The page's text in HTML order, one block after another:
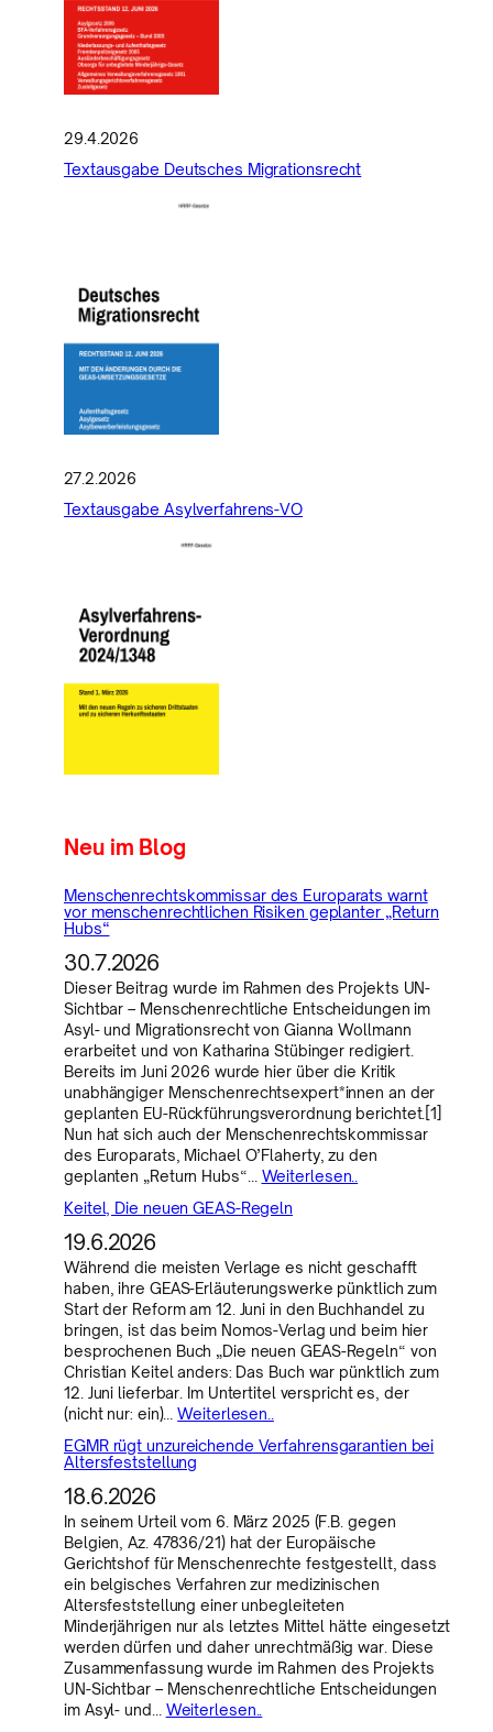
29.4.2026
Textausgabe Deutsches Migrationsrecht
27.2.2026
Textausgabe Asylverfahrens-VO
Neu im Blog
Menschenrechtskommissar des Europarats warnt
vor menschenrechtlichen Risiken geplanter „Return
Hubs“
30.7.2026
Dieser Beitrag wurde im Rahmen des Projekts UN-
Sichtbar – Menschenrechtliche Entscheidungen im
Asyl- und Migrationsrecht von Gianna Wollmann
erarbeitet und von Katharina Stübinger redigiert.
Bereits im Juni 2026 wurde hier über die Kritik
unabhängiger Menschenrechtsexpert*innen an der
geplanten EU-Rückführungsverordnung berichtet.[1]
Nun hat sich auch der Menschenrechtskommissar
des Europarats, Michael O’Flaherty, zu den
geplanten „Return Hubs“… Weiterlesen..
Keitel, Die neuen GEAS-Regeln
19.6.2026
Während die meisten Verlage es nicht geschafft
haben, ihre GEAS-Erläuterungswerke pünktlich zum
Start der Reform am 12. Juni in den Buchhandel zu
bringen, ist das beim Nomos-Verlag und beim hier
besprochenen Buch „Die neuen GEAS-Regeln“ von
Christian Keitel anders: Das Buch war pünktlich zum
12. Juni lieferbar. Im Untertitel verspricht es, der
(nicht nur: ein)…Weiterlesen..
EGMR rügt unzureichende Verfahrensgarantien bei
Altersfeststellung
18.6.2026
In seinem Urteil vom 6. März 2025 (F.B. gegen
Belgien, Az. 47836/21) hat der Europäische
Gerichtshof für Menschenrechte festgestellt, dass
ein belgisches Verfahren zur medizinischen
Altersfeststellung einer unbegleiteten
Minderjährigen nur als letztes Mittel hätte eingesetzt
werden dürfen und daher unrechtmäßig war. Diese
Zusammenfassung wurde im Rahmen des Projekts
UN-Sichtbar – Menschenrechtliche Entscheidungen
im Asyl- und… Weiterlesen..